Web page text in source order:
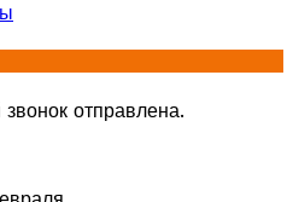
отправлена.